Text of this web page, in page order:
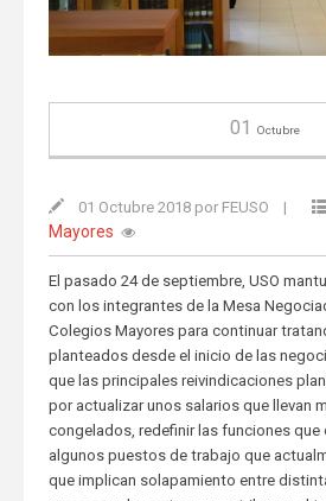
01 Octubre
01 Octubre 2018 por FEUSO |
Mayores
El pasado 24 de septiembre, USO
con los integrantes de la Mesa
Colegios Mayores para continuar
planteados desde el inicio de las
que las principales reivindicaciones
por actualizar unos salarios que llevan
congelados, redefinir las funciones que
algunos puestos de trabajo que
que implican solapamiento entre